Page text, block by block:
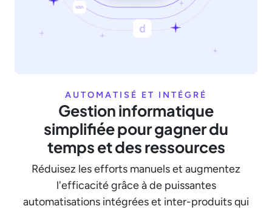
AUTOMATISÉ ET INTÉGRÉ
Gestion informatique
simplifiée pour gagner du
temps et des ressources
Réduisez les efforts manuels et augmentez
l'efficacité grâce à de puissantes
automatisations intégrées et inter-produits qui